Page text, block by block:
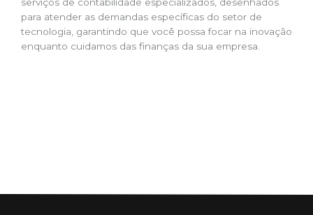
para atender as demandas específicas do setor de
tecnologia, garantindo que você possa focar na inovação
enquanto cuidamos das finanças da sua empresa.